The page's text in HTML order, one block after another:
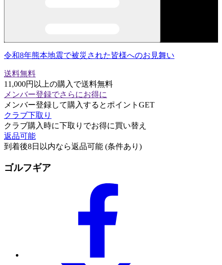
令和8年熊本地震で被災された皆様へのお見舞い
送料無料
11,000円以上の購入で送料無料
メンバー登録でさらにお得に
メンバー登録して購入するとポイントGET
クラブ下取り
クラブ購入時に下取りでお得に買い替え
返品可能
到着後8日以内なら返品可能 (条件あり)
ゴルフギア